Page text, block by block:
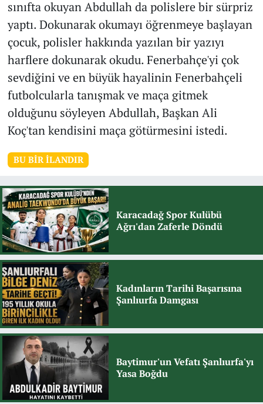
sınıfta okuyan Abdullah da polislere bir sürpriz
yaptı. Dokunarak okumayı öğrenmeye başlayan
çocuk, polisler hakkında yazılan bir yazıyı
harflere dokunarak okudu. Fenerbahçe'yi çok
sevdiğini ve en büyük hayalinin Fenerbahçeli
futbolcularla tanışmak ve maça gitmek
olduğunu söyleyen Abdullah, Başkan Ali
Koç'tan kendisini maça götürmesini istedi.
BU BIR İLANDIR
Karacadağ Spor Kulübü
Ağrı'dan Zaferle Döndü
Kadınların Tarihi Başarısına
Şanlıurfa Damgası
Baytimur'un Vefatı Şanlıurfa'yı
Yasa Boğdu